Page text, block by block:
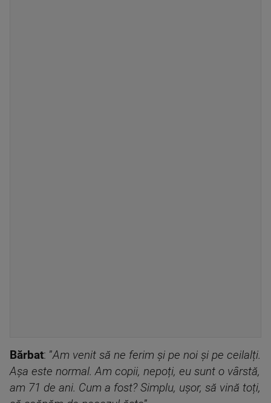
Bărbat: ”Am venit să ne ferim și pe noi și pe ceilalți.
Așa este normal. Am copii, nepoți, eu sunt o vârstă,
am 71 de ani. Cum a fost? Simplu, ușor, să vină toți,